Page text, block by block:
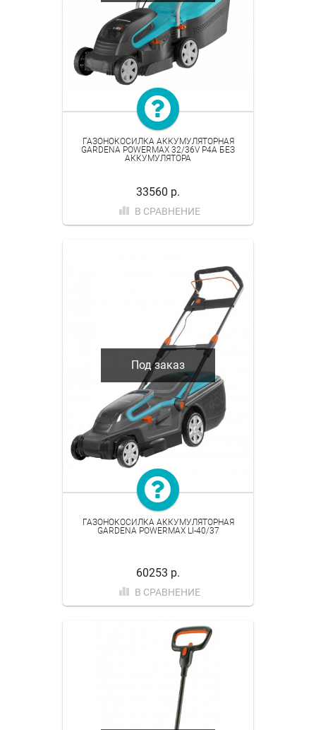
ГАЗОНОКОСИЛКА АККУМУЛЯТОРНАЯ
GARDENA POWERMAX 32/36V P4A БЕЗ
АККУМУЛЯТОРА
33560 р.
В СРАВНЕНИЕ
Под заказ
ГАЗОНОКОСИЛКА АККУМУЛЯТОРНАЯ
GARDENA POWERMAX LI-40/37
60253 р.
В СРАВНЕНИЕ